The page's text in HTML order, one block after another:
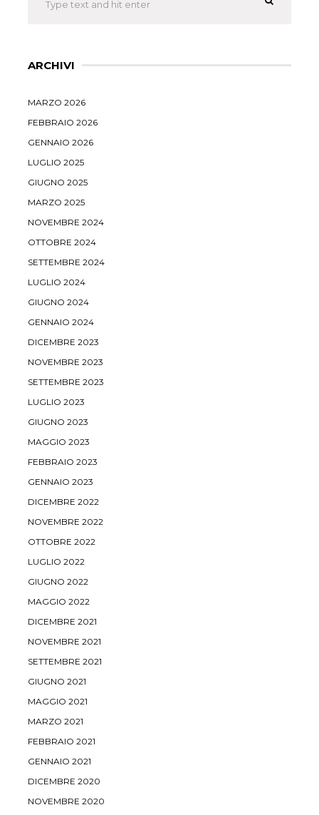
ARCHIVI
MARZO 2026
FEBBRAIO 2026
GENNAIO 2026
LUGLIO 2025
GIUGNO 2025
MARZO 2025
NOVEMBRE 2024
OTTOBRE 2024
SETTEMBRE 2024
LUGLIO 2024
GIUGNO 2024
GENNAIO 2024
DICEMBRE 2023
NOVEMBRE 2023
SETTEMBRE 2023
LUGLIO 2023
GIUGNO 2023
MAGGIO 2023
FEBBRAIO 2023
GENNAIO 2023
DICEMBRE 2022
NOVEMBRE 2022
OTTOBRE 2022
LUGLIO 2022
GIUGNO 2022
MAGGIO 2022
DICEMBRE 2021
NOVEMBRE 2021
SETTEMBRE 2021
GIUGNO 2021
MAGGIO 2021
MARZO 2021
FEBBRAIO 2021
GENNAIO 2021
DICEMBRE 2020
NOVEMBRE 2020